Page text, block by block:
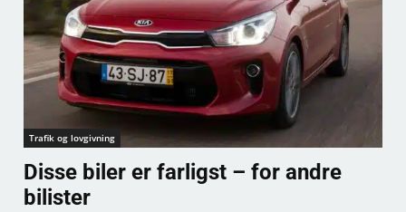
Trafik og lovgivning
Disse biler er farligst – for andre
bilister